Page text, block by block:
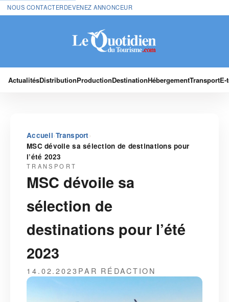
NOUS CONTACTERDEVENEZ ANNONCEUR
ActualitésDistributionProductionDestinationHébergementTransport
Accueil›Transport ›
MSC dévoile sa sélection de destinations pour
l’été 2023
TRANSPORT
MSC dévoile sa
sélection de
destinations pour l’été
2023
14.02.2023PAR RÉDACTION